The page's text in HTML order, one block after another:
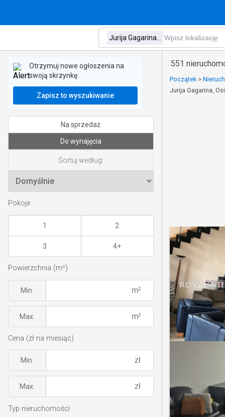
551
Początek >
Jurija Gagarina,
Otrzymuj nowe ogłoszenia na
swoją skrzynkę
Zapisz to wyszukiwanie
Na sprzedaż
Do wynajęcia
Sortuj według:
Pokoje
1 2
3 4+
Powierzchnia (m²)
Min.
Max.
Cena (zł na miesiąc)
Min.
Max.
Typ nieruchomości